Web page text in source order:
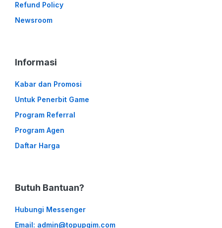
Refund Policy
Newsroom
Informasi
Kabar dan Promosi
Untuk Penerbit Game
Program Referral
Program Agen
Daftar Harga
Butuh Bantuan?
Hubungi Messenger
Email: admin@topupgim.com